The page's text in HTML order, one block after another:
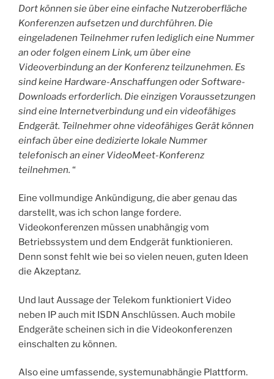
Dort können sie über eine einfache Nutzeroberfläche
Konferenzen aufsetzen und durchführen. Die
eingeladenen Teilnehmer rufen lediglich eine Nummer
an oder folgen einem Link, um über eine
Videoverbindung an der Konferenz teilzunehmen. Es
sind keine Hardware-Anschaffungen oder Software-
Downloads erforderlich. Die einzigen Voraussetzungen
sind eine Internetverbindung und ein videofähiges
Endgerät. Teilnehmer ohne videofähiges Gerät können
einfach über eine dedizierte lokale Nummer
telefonisch an einer VideoMeet-Konferenz
teilnehmen. “
Eine vollmundige Ankündigung, die aber genau das
darstellt, was ich schon lange fordere.
Videokonferenzen müssen unabhängig vom
Betriebssystem und dem Endgerät funktionieren.
Denn sonst fehlt wie bei so vielen neuen, guten Ideen
die Akzeptanz.
Und laut Aussage der Telekom funktioniert Video
neben IP auch mit ISDN Anschlüssen. Auch mobile
Endgeräte scheinen sich in die Videokonferenzen
einschalten zu können.
Also eine umfassende, systemunabhängie Plattform.